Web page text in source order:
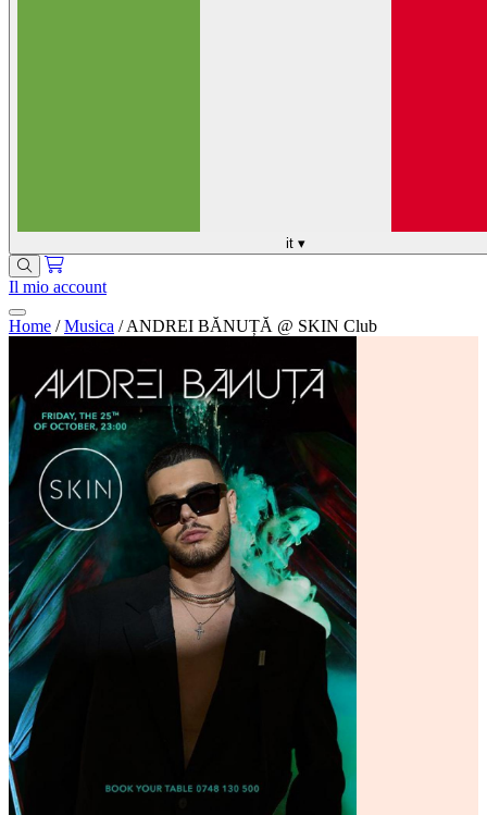
it ▾
Il mio account
Home / Musica / ANDREI BĂNUȚĂ @ SKIN Club